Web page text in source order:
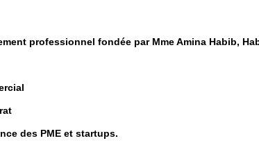
professionnel fondée par Mme Amina Habib,
des PME et startups.